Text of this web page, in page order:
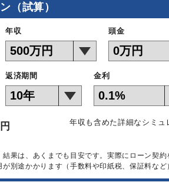
（試算）
年収 頭金
返済期間 金利
年収も含めた詳細なシミュ
果は、あくまでも目安です。実際にローン契
別途かかります（手数料や印紙税、保証料な